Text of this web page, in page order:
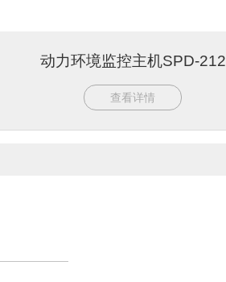
动力环境监控主机SPD-212
查看详情